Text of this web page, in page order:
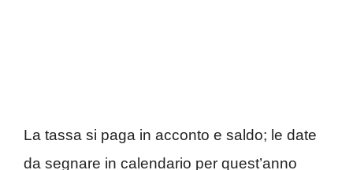
La tassa si paga in acconto e saldo; le date
da segnare in calendario per quest’anno